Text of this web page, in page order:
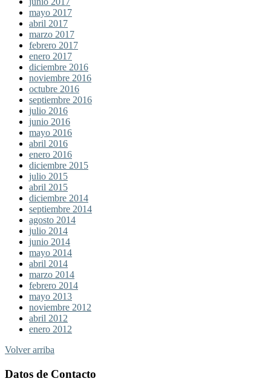
mayo 2017
abril 2017
marzo 2017
febrero 2017
enero 2017
diciembre 2016
noviembre 2016
octubre 2016
septiembre 2016
julio 2016
junio 2016
mayo 2016
abril 2016
enero 2016
diciembre 2015
julio 2015
abril 2015
diciembre 2014
septiembre 2014
agosto 2014
julio 2014
junio 2014
mayo 2014
abril 2014
marzo 2014
febrero 2014
mayo 2013
noviembre 2012
abril 2012
enero 2012
Volver arriba
Datos de Contacto